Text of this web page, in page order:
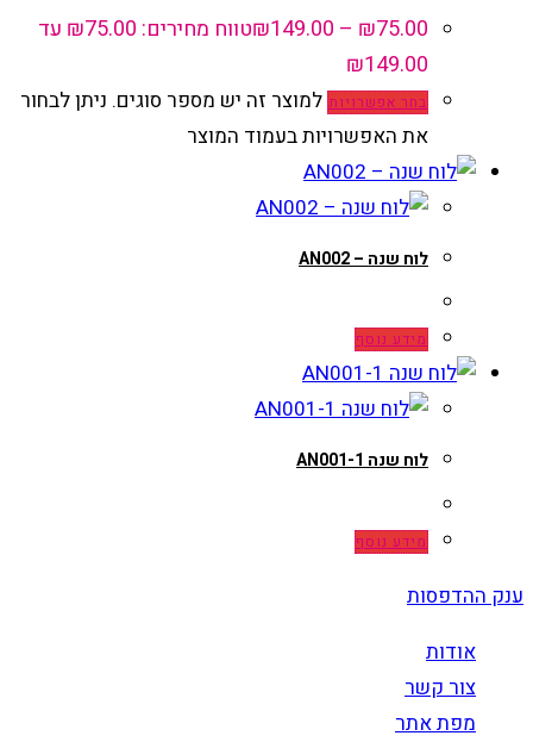
₪75.00
–
₪149.00
טווח מחירים: ⁦₪75.00⁩ עד
בחר אפשרויות למוצר זה יש מספר סוגים. ניתן לבחור
את האפשרויות בעמוד המוצר
לוח שנה – AN002
מידע נוסף
לוח שנה AN001-1
מידע נוסף
ענק ההדפסות
אודות
צור קשר
מפת אתר